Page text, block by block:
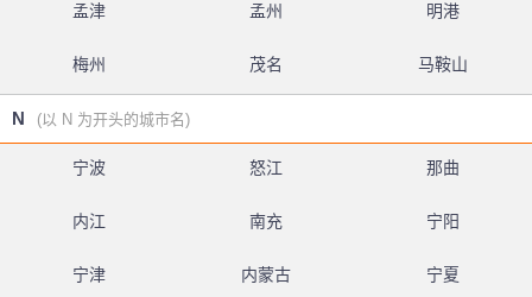
孟津 孟州 明港
梅州 茂名 马鞍山
N (以 N 为开头的城市名)
宁波 怒江 那曲
内江 南充 宁阳
宁津 内蒙古 宁夏